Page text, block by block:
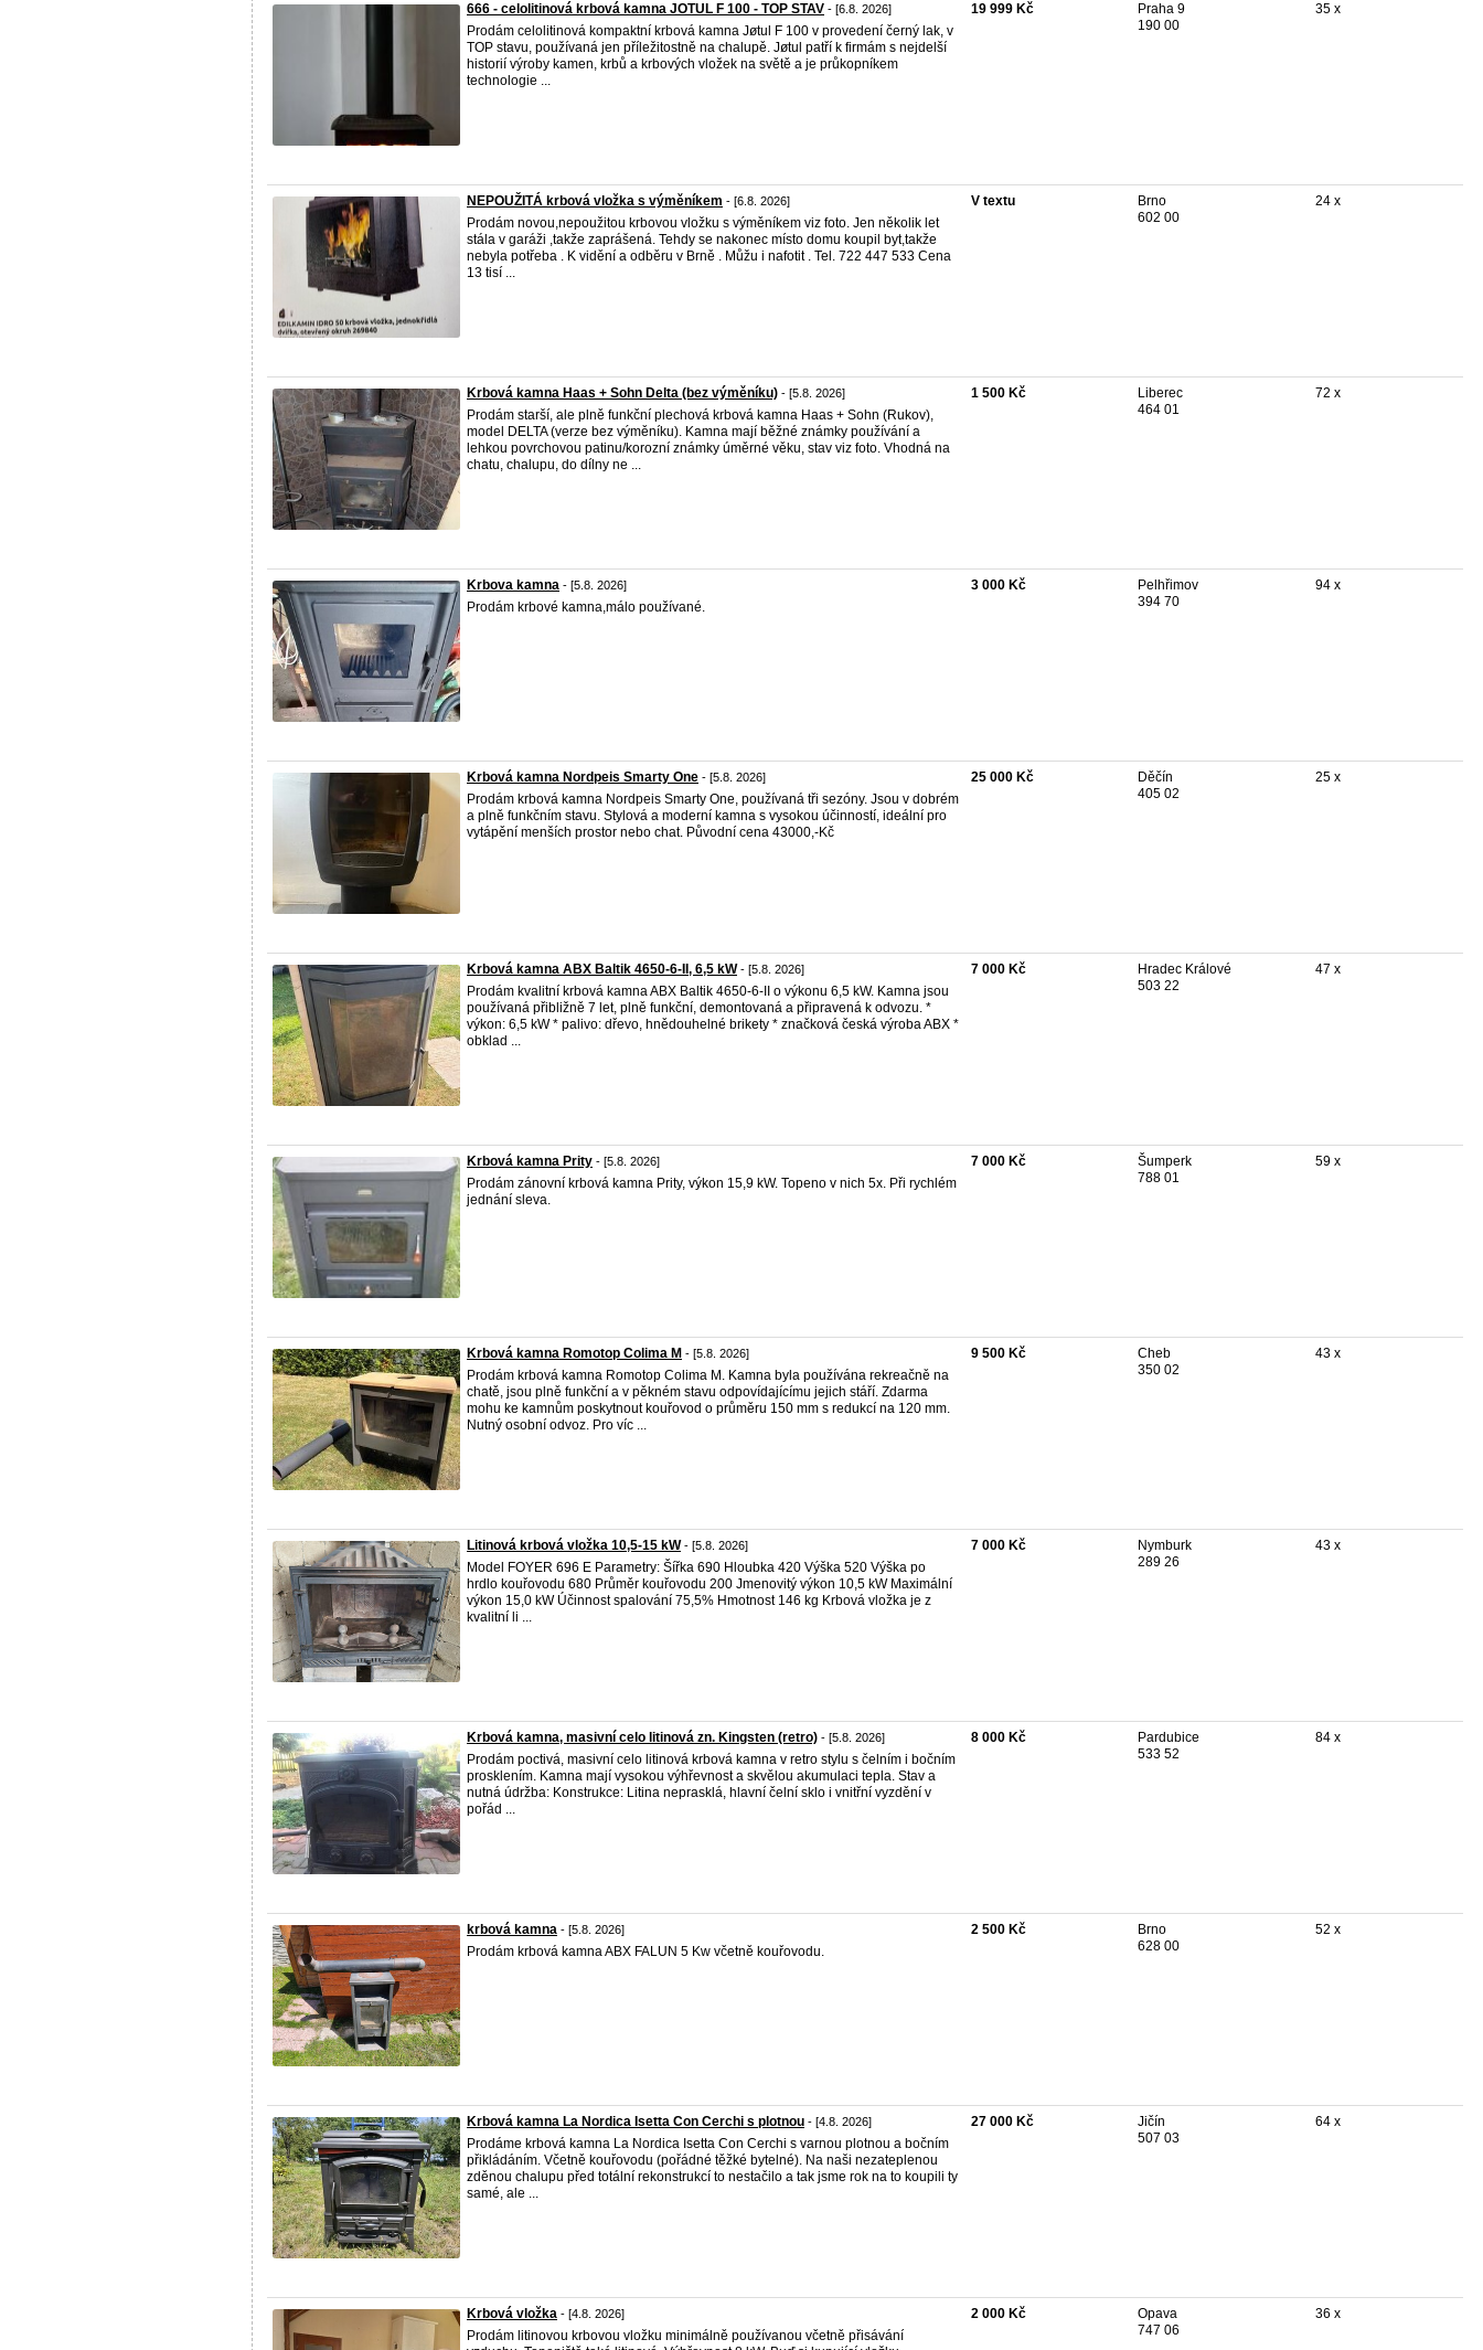
666 - celolitinová krbová kamna JOTUL F 100 - TOP STAV - [6.8. 2026]
Prodám celolitinová kompaktní krbová kamna Jøtul F 100 v provedení černý lak, v
TOP stavu, používaná jen příležitostně na chalupě. Jøtul patří k firmám s nejdelší
historií výroby kamen, krbů a krbových vložek na světě a je průkopníkem
technologie ...
19 999 Kč
Praha 9
190 00
35 x
NEPOUŽITÁ krbová vložka s výměníkem - [6.8. 2026]
Prodám novou,nepoužitou krbovou vložku s výměníkem viz foto. Jen několik let
stála v garáži ,takže zaprášená. Tehdy se nakonec místo domu koupil byt,takže
nebyla potřeba . K vidění a odběru v Brně . Můžu i nafotit . Tel. 722 447 533 Cena
13 tisí ...
V textu
Brno
602 00
24 x
Krbová kamna Haas + Sohn Delta (bez výměníku) - [5.8. 2026]
Prodám starší, ale plně funkční plechová krbová kamna Haas + Sohn (Rukov),
model DELTA (verze bez výměníku). Kamna mají běžné známky používání a
lehkou povrchovou patinu/korozní známky úměrné věku, stav viz foto. Vhodná na
chatu, chalupu, do dílny ne ...
1 500 Kč
Liberec
464 01
72 x
Krbova kamna - [5.8. 2026]
Prodám krbové kamna,málo používané.
3 000 Kč
Pelhřimov
394 70
94 x
Krbová kamna Nordpeis Smarty One - [5.8. 2026]
Prodám krbová kamna Nordpeis Smarty One, používaná tři sezóny. Jsou v dobrém
a plně funkčním stavu. Stylová a moderní kamna s vysokou účinností, ideální pro
vytápění menších prostor nebo chat. Původní cena 43000,-Kč
25 000 Kč
Děčín
405 02
25 x
Krbová kamna ABX Baltik 4650-6-II, 6,5 kW- [5.8. 2026]
Prodám kvalitní krbová kamna ABX Baltik 4650-6-II o výkonu 6,5 kW. Kamna jsou
používaná přibližně 7 let, plně funkční, demontovaná a připravená k odvozu. *
výkon: 6,5 kW * palivo: dřevo, hnědouhelné brikety * značková česká výroba ABX *
obklad ...
7 000 Kč
Hradec Králové
503 22
47 x
Krbová kamna Prity - [5.8. 2026]
Prodám zánovní krbová kamna Prity, výkon 15,9 kW. Topeno v nich 5x. Při rychlém
jednání sleva.
7 000 Kč
Šumperk
788 01
59 x
Krbová kamna Romotop Colima M - [5.8. 2026]
Prodám krbová kamna Romotop Colima M. Kamna byla používána rekreačně na
chatě, jsou plně funkční a v pěkném stavu odpovídajícímu jejich stáří. Zdarma
mohu ke kamnům poskytnout kouřovod o průměru 150 mm s redukcí na 120 mm.
Nutný osobní odvoz. Pro víc ...
9 500 Kč
Cheb
350 02
43 x
Litinová krbová vložka 10,5-15 kW- [5.8. 2026]
Model FOYER 696 E Parametry: Šířka 690 Hloubka 420 Výška 520 Výška po
hrdlo kouřovodu 680 Průměr kouřovodu 200 Jmenovitý výkon 10,5 kW Maximální
výkon 15,0 kW Účinnost spalování 75,5% Hmotnost 146 kg Krbová vložka je z
kvalitní li ...
7 000 Kč
Nymburk
289 26
43 x
Krbová kamna, masivní celo litinová zn. Kingsten (retro) - [5.8. 2026]
Prodám poctivá, masivní celo litinová krbová kamna v retro stylu s čelním i bočním
prosklením. Kamna mají vysokou výhřevnost a skvělou akumulaci tepla. Stav a
nutná údržba: Konstrukce: Litina neprasklá, hlavní čelní sklo i vnitřní vyzdění v
pořád ...
8 000 Kč
Pardubice
533 52
84 x
krbová kamna - [5.8. 2026]
Prodám krbová kamna ABX FALUN 5 Kw včetně kouřovodu.
2 500 Kč
Brno
628 00
52 x
Krbová kamna La Nordica Isetta Con Cerchi s plotnou - [4.8. 2026]
Prodáme krbová kamna La Nordica Isetta Con Cerchi s varnou plotnou a bočním
přikládáním. Včetně kouřovodu (pořádné těžké bytelné). Na naši nezateplenou
zděnou chalupu před totální rekonstrukcí to nestačilo a tak jsme rok na to koupili ty
samé, ale ...
27 000 Kč
Jičín
507 03
64 x
Krbová vložka - [4.8. 2026]
Prodám litinovou krbovou vložku minimálně používanou včetně přisávání
2 000 Kč
Opava
747 06
36 x